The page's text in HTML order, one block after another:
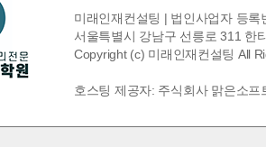
미래인재컨설팅 | 법인사업자 등
서울특별시 강남구 선릉로 311 한
Copyright (c) 미래인재컨설팅 All
호스팅 제공자: 주식회사 맑은소